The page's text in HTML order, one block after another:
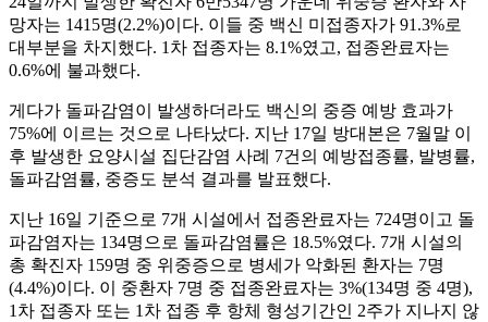
망자는 1415명(2.2%)이다. 이들 중 백신 미접종자가 91.3%로
대부분을 차지했다. 1차 접종자는 8.1%였고, 접종완료자는
0.6%에 불과했다.
게다가 돌파감염이 발생하더라도 백신의 중증 예방 효과가
75%에 이르는 것으로 나타났다. 지난 17일 방대본은 7월말 이
후 발생한 요양시설 집단감염 사례 7건의 예방접종률, 발병률,
돌파감염률, 중증도 분석 결과를 발표했다.
지난 16일 기준으로 7개 시설에서 접종완료자는 724명이고 돌
파감염자는 134명으로 돌파감염률은 18.5%였다. 7개 시설의
총 확진자 159명 중 위중증으로 병세가 악화된 환자는 7명
(4.4%)이다. 이 중환자 7명 중 접종완료자는 3%(134명 중 4명),
1차 접종자 또는 1차 접종 후 항체 형성기간인 2주가 지나지 않